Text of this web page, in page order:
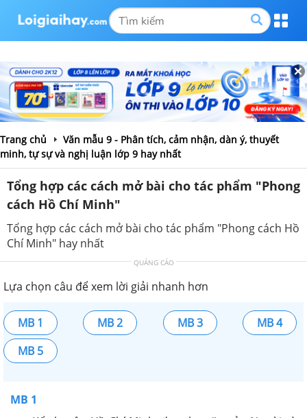
Trang chủ
Văn mẫu 9 - Phân tích, cảm nhận, dàn ý, thuyết
minh, tự sự và nghị luận lớp 9 hay nhất
Tổng hợp các cách mở bài cho tác phẩm "Phong
cách Hồ Chí Minh"
Tổng hợp các cách mở bài cho tác phẩm "Phong cách Hồ
Chí Minh" hay nhất
QUẢNG CÁO
Lựa chọn câu để xem lời giải nhanh hơn
MB 1 MB 2 MB 3
MB 4
MB 5
MB 1